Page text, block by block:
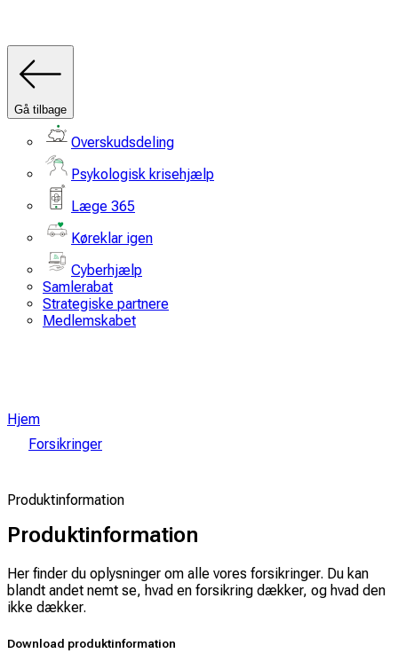
Gå tilbage
Overskudsdeling
Psykologisk krisehjælp
Læge 365
Køreklar igen
Cyberhjælp
Samlerabat
Strategiske partnere
Medlemskabet
Hjem
Forsikringer
Produktinformation
Produktinformation
Her finder du oplysninger om alle vores forsikringer. Du kan
blandt andet nemt se, hvad en forsikring dækker, og hvad den
ikke dækker.
Download produktinformation